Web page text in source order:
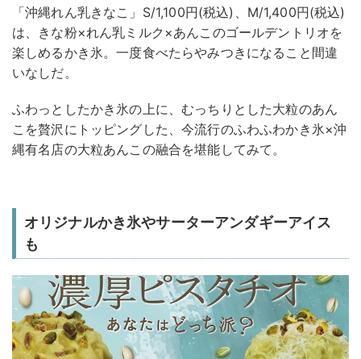
「沖縄れん乳きなこ」S/1,100円(税込)、M/1,400円(税込)
は、きな粉×れん乳ミルク×あんこのゴールデントリオを
楽しめるかき氷。一度食べたらやみつきになること間違
いなしだ。
ふわっとしたかき氷の上に、むっちりとした大粒のあん
こを贅沢にトッピングした、今流行のふわふわかき氷×沖
縄有名店の大粒あんこの融合を堪能してみて。
オリジナルかき氷やサーターアンダギーアイス
も